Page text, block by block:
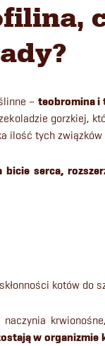
– teobromina i
gorzkiej,
ilość tych
bicie serca,
kotów
naczynia
w organizmie